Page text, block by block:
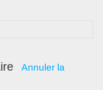
Annuler la